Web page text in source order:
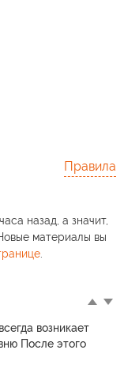
Правила
назад, а значит,
материалы вы
.
возникает
После этого